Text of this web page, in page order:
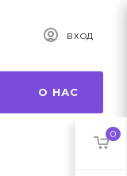
ВХОД
О НАС
0